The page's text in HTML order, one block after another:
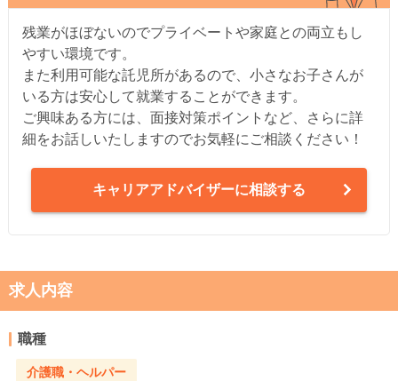
残業がほぼないのでプライベートや家庭との両立もし
やすい環境です。
また利用可能な託児所があるので、小さなお子さんが
いる方は安心して就業することができます。
ご興味ある方には、面接対策ポイントなど、さらに詳
細をお話しいたしますのでお気軽にご相談ください！
キャリアアドバイザーに相談する
求人内容
職種
介護職・ヘルパー